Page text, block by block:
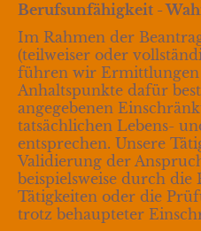
Berufsunfähigkeit -
Im Rahmen der
(teilweiser oder
führen wir
Anhaltspunkte dafür
angegebenen
tatsächlichen Lebens-
entsprechen. Unsere
Validierung der
beispielsweise durch
Tätigkeiten oder die
trotz behaupteter